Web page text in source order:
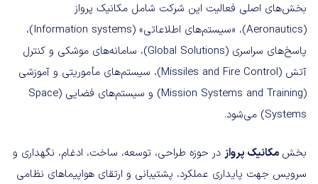
بخش‌های اصلی فعالیت این شرکت شامل مکانیک پرواز
(Aeronautics)، «سیستم‌های اطلاعاتی» (Information systems)،
پاسخ‌های سراسری (Global Solutions)، سامانه‌های موشکی و کنترل
آتش (Missiles and Fire Control)، سیستم‌های مأموریتی و آموزشی
(Mission Systems and Training) و سیستم‌های فضایی (Space
Systems) می‌شود.
بخش مکانیک پرواز در حوزه طراحی، توسعه، ساخت، ادغام، نگهداری و
سرویس جهت پایداری عملکرد، پشتیبانی و ارتقای هواپیماهای نظامی